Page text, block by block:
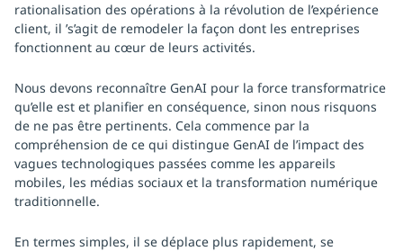
rationalisation des opérations à la révolution de l’expérience
client, il ’s’agit de remodeler la façon dont les entreprises
fonctionnent au cœur de leurs activités.
Nous devons reconnaître GenAI pour la force transformatrice
qu’elle est et planifier en conséquence, sinon nous risquons
de ne pas être pertinents. Cela commence par la
compréhension de ce qui distingue GenAI de l’impact des
vagues technologiques passées comme les appareils
mobiles, les médias sociaux et la transformation numérique
traditionnelle.
En termes simples, il se déplace plus rapidement, se